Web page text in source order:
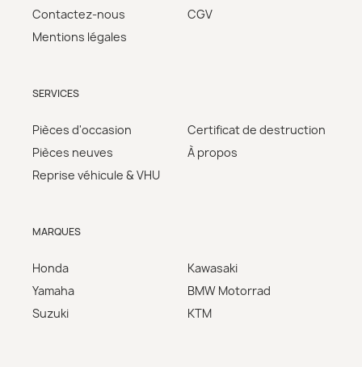
Contactez-nous
Mentions légales
CGV
SERVICES
Pièces d'occasion
Pièces neuves
Reprise véhicule & VHU
Certificat de destruction
À propos
MARQUES
Honda
Yamaha
Suzuki
Kawasaki
BMW Motorrad
KTM